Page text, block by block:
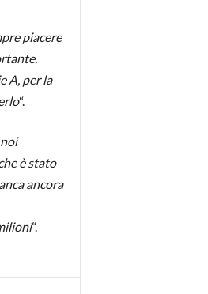
piacere
A, per la
“.
è stato
ancora
“.